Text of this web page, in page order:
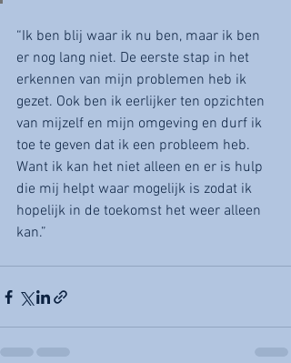
“Ik ben blij waar ik nu ben, maar ik ben
er nog lang niet. De eerste stap in het
erkennen van mijn problemen heb ik
gezet. Ook ben ik eerlijker ten opzichten
van mijzelf en mijn omgeving en durf ik
toe te geven dat ik een probleem heb.
Want ik kan het niet alleen en er is hulp
die mij helpt waar mogelijk is zodat ik
hopelijk in de toekomst het weer alleen
kan.”